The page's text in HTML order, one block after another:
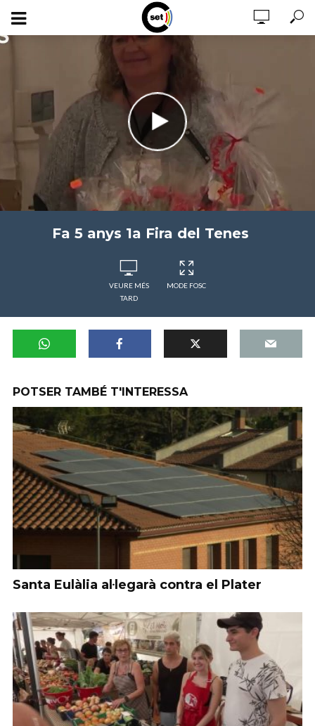
Fa 5 anys 1a Fira del Tenes
VEURE MÉS
TARD
MODE FOSC
POTSER TAMBÉ T'INTERESSA
Santa Eulàlia al·legarà contra el Plater